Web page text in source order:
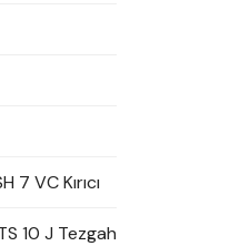
VC Kırıcı
10 J Tezgah